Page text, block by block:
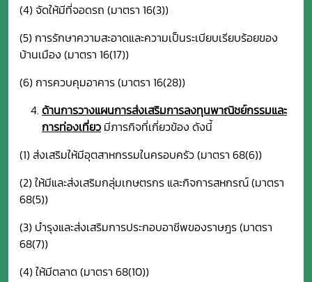
(4) จัดให้มีที่จอดรถ (มาตรา 16(3))
(5) การรักษาความสะอาดและความเป็นระเบียบเรียบร้อยของ
บ้านเมือง (มาตรา 16(17))
(6) การควบคุมอาคาร (มาตรา 16(28))
ด้านการวางแผนการส่งเสริมการลงทุนพาณิชย์กรรมและ
การท่องเที่ยว มีภารกิจที่เกี่ยวข้อง ดังนี้
(1) ส่งเสริมให้มีอุตสาหกรรมในครอบครัว (มาตรา 68(6))
(2) ให้มีและส่งเสริมกลุ่มเกษตรกร และกิจการสหกรณ์ (มาตรา
68(5))
(3) บำรุงและส่งเสริมการประกอบอาชีพของราษฎร (มาตรา
68(7))
(4) ให้มีตลาด (มาตรา 68(10))